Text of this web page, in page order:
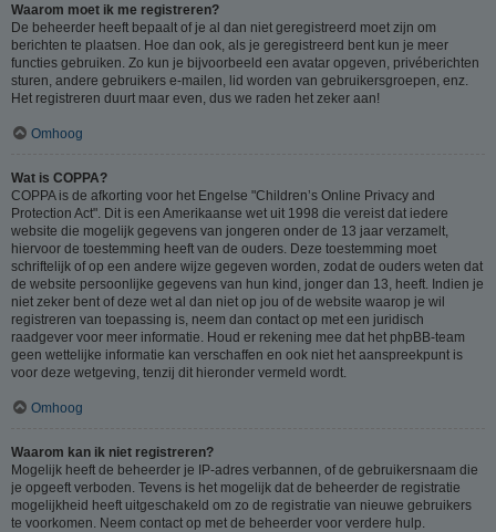
Waarom moet ik me registreren?
De beheerder heeft bepaalt of je al dan niet geregistreerd moet zijn om
berichten te plaatsen. Hoe dan ook, als je geregistreerd bent kun je meer
functies gebruiken. Zo kun je bijvoorbeeld een avatar opgeven, privéberichten
sturen, andere gebruikers e-mailen, lid worden van gebruikersgroepen, enz.
Het registreren duurt maar even, dus we raden het zeker aan!
Omhoog
Wat is COPPA?
COPPA is de afkorting voor het Engelse "Children’s Online Privacy and
Protection Act". Dit is een Amerikaanse wet uit 1998 die vereist dat iedere
website die mogelijk gegevens van jongeren onder de 13 jaar verzamelt,
hiervoor de toestemming heeft van de ouders. Deze toestemming moet
schriftelijk of op een andere wijze gegeven worden, zodat de ouders weten dat
de website persoonlijke gegevens van hun kind, jonger dan 13, heeft. Indien je
niet zeker bent of deze wet al dan niet op jou of de website waarop je wil
registreren van toepassing is, neem dan contact op met een juridisch
raadgever voor meer informatie. Houd er rekening mee dat het phpBB-team
geen wettelijke informatie kan verschaffen en ook niet het aanspreekpunt is
voor deze wetgeving, tenzij dit hieronder vermeld wordt.
Omhoog
Waarom kan ik niet registreren?
Mogelijk heeft de beheerder je IP-adres verbannen, of de gebruikersnaam die
je opgeeft verboden. Tevens is het mogelijk dat de beheerder de registratie
mogelijkheid heeft uitgeschakeld om zo de registratie van nieuwe gebruikers
te voorkomen. Neem contact op met de beheerder voor verdere hulp.